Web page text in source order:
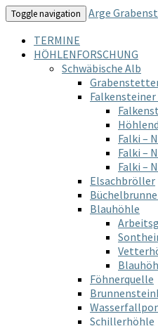
Toggle navigation
Arge
TERMINE
HÖHLENFORSCHUNG
Schwäbische Alb
Falki –
Falki –
Falki –
Elsachbröller
Blauhöhle
Föhnerquelle
Schillerhöhle